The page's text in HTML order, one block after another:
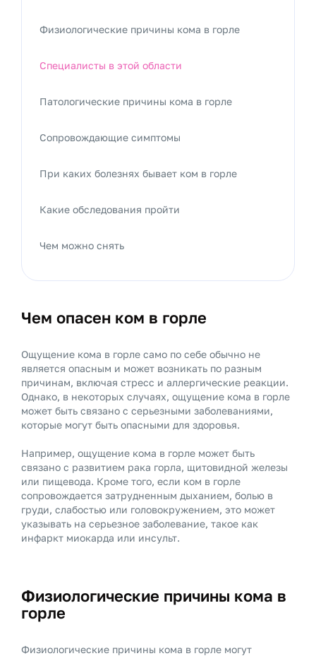
Чем опасен ком в горле
Ощущение кома в горле само по себе обычно не
является опасным и может возникать по разным
причинам, включая стресс и аллергические реакции.
Однако, в некоторых случаях, ощущение кома в горле
может быть связано с серьезными заболеваниями,
которые могут быть опасными для здоровья.
Например, ощущение кома в горле может быть
связано с развитием рака горла, щитовидной железы
или пищевода. Кроме того, если ком в горле
сопровождается затрудненным дыханием, болью в
груди, слабостью или головокружением, это может
указывать на серьезное заболевание, такое как
инфаркт миокарда или инсульт.
Физиологические причины кома в
горле
Физиологические причины кома в горле могут
Физиологические причины кома в горле
Специалисты в этой области
Патологические причины кома в горле
Сопровождающие симптомы
При каких болезнях бывает ком в горле
Какие обследования пройти
Чем можно снять